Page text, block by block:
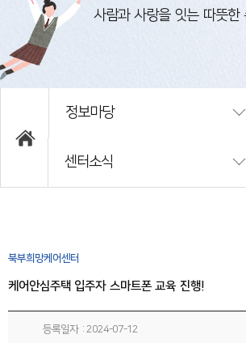
정보마당
희망케어소개
서부희망케어센터
남부희망케어센터
센터소식
언론보도
채용공고
북부희망케어센터
케어안심주택 입주자 스마트폰 교육 진행!
등록일자
2024-07-12